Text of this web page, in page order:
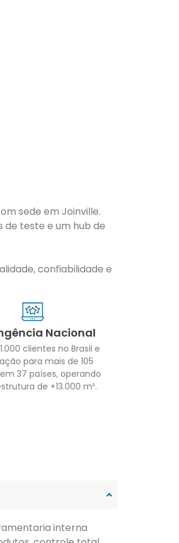
sede em Joinville.
de teste e um hub de
confiabilidade e
Nacional
clientes no Brasil e
para mais de 105
37 países, operando
de +13.000 m².
interna